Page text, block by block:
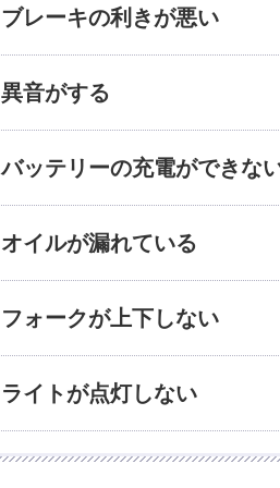
ブレーキの利きが悪い
異音がする
バッテリーの充電ができな
オイルが漏れている
フォークが上下しない
ライトが点灯しない